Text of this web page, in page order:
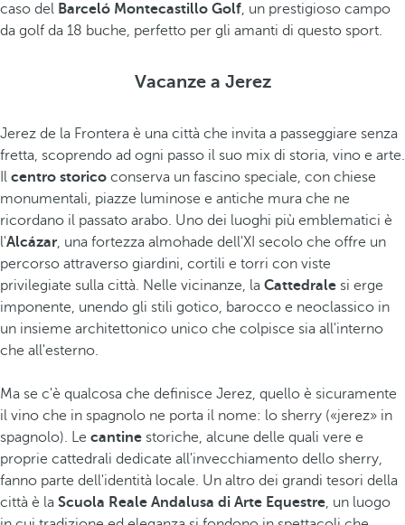
caso del Barceló Montecastillo Golf, un prestigioso campo
da golf da 18 buche, perfetto per gli amanti di questo sport.
Vacanze a Jerez
Jerez de la Frontera è una città che invita a passeggiare senza
fretta, scoprendo ad ogni passo il suo mix di storia, vino e arte.
Il centro storico conserva un fascino speciale, con chiese
monumentali, piazze luminose e antiche mura che ne
ricordano il passato arabo. Uno dei luoghi più emblematici è
l'Alcázar, una fortezza almohade dell'XI secolo che offre un
percorso attraverso giardini, cortili e torri con viste
privilegiate sulla città. Nelle vicinanze, la Cattedrale si erge
imponente, unendo gli stili gotico, barocco e neoclassico in
un insieme architettonico unico che colpisce sia all'interno
che all'esterno.
Ma se c'è qualcosa che definisce Jerez, quello è sicuramente
il vino che in spagnolo ne porta il nome: lo sherry («jerez» in
spagnolo). Le cantine storiche, alcune delle quali vere e
proprie cattedrali dedicate all'invecchiamento dello sherry,
fanno parte dell'identità locale. Un altro dei grandi tesori della
città è la Scuola Reale Andalusa di Arte Equestre, un luogo